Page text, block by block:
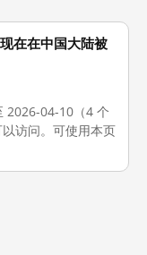
在在中国大陆被
04-10（4 个
访问。可使用本页